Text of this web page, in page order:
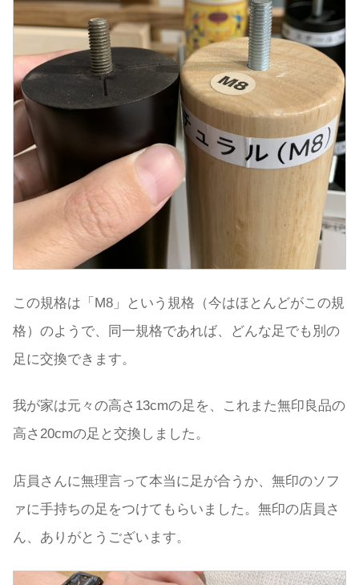
この規格は「M8」という規格（今はほとんどがこの規
格）のようで、同一規格であれば、どんな足でも別の
足に交換できます。
我が家は元々の高さ13cmの足を、これまた無印良品の
高さ20cmの足と交換しました。
店員さんに無理言って本当に足が合うか、無印のソフ
ァに手持ちの足をつけてもらいました。無印の店員さ
ん、ありがとうございます。